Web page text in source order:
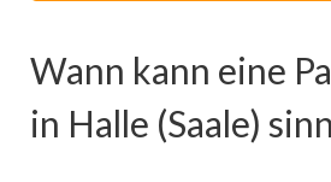
Wann kann eine
in Halle (Saale)